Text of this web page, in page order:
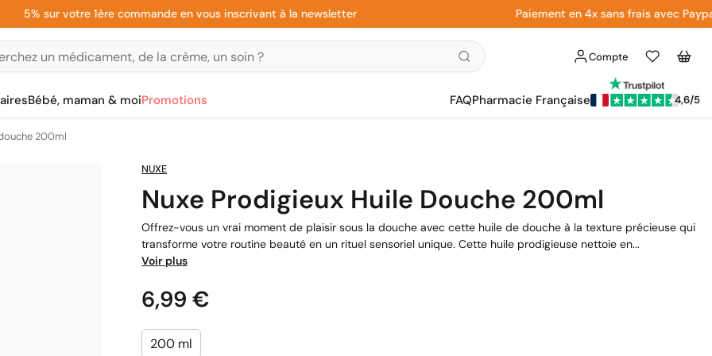
5% sur votre 1ère commande en vous inscrivant à la newsletter Paiement en 4x sans frais avec Paypal
Compte
Liste
d'envies
Panier
Bébé, maman & moiPromotions FAQPharmacie Française 4,6/5
200ml
NUXE
Nuxe Prodigieux Huile Douche 200ml
Offrez-vous un vrai moment de plaisir sous la douche avec cette huile de douche à la texture précieuse qui
transforme votre routine beauté en un rituel sensoriel unique. Cette huile prodigieuse nettoie en...
Voir plus
Prix
6,99 €
200 ml